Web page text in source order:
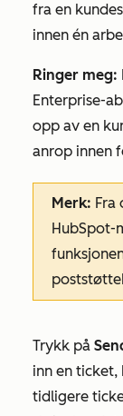
fra en
innen én
Ringer meg:
Enterprise-
opp av en
anrop innen
Merk: Fra
HubSpot-
Trykk på
inn en ticket,
tidligere